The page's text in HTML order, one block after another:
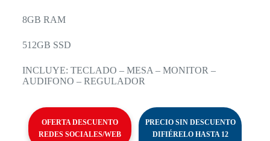
8GB RAM
512GB SSD
INCLUYE: TECLADO – MESA – MONITOR –
AUDIFONO – REGULADOR
OFERTA DESCUENTO
REDES SOCIALES/WEB
PRECIO SIN DESCUENTO
DIFIÉRELO HASTA 12